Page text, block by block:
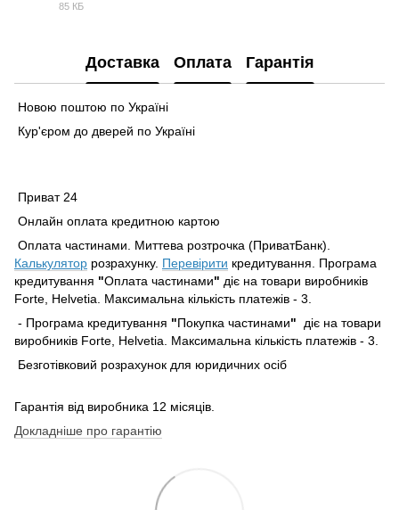
85 КБ
Доставка Оплата Гарантія
Новою поштою по Україні
Кур'єром до дверей по Україні
Приват 24
Онлайн оплата кредитною картою
Оплата частинами. Миттева розтрочка (ПриватБанк).
Калькулятор розрахунку. Перевірити кредитування. Програма
кредитування "Оплата частинами" діє на товари виробників
Forte, Helvetia. Максимальна кількість платежів - 3.
- Програма кредитування "Покупка частинами" діє на товари
виробників Forte, Helvetia. Максимальна кількість платежів - 3.
Безготівковий розрахунок для юридичних осіб
Гарантія від виробника 12 місяців.
Докладніше про гарантію